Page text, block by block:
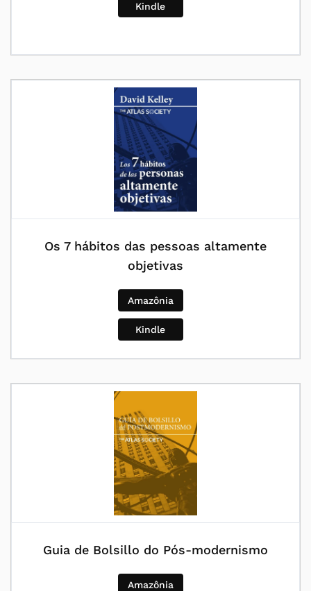
Kindle
Os 7 hábitos das pessoas altamente
objetivas
Amazônia
Kindle
Guia de Bolsillo do Pós-modernismo
Amazônia